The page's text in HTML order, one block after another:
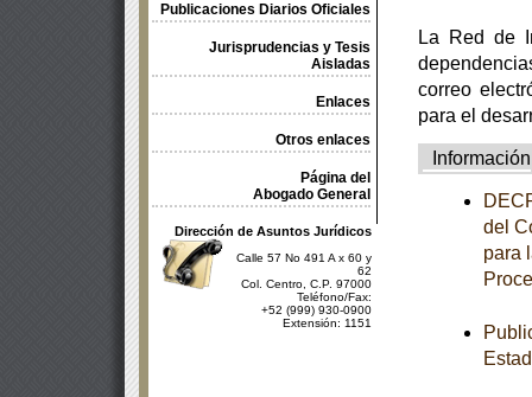
Publicaciones Diarios Oficiales
Jurisprudencias y Tesis
Aisladas
Enlaces
Otros enlaces
Página del
Abogado General
Dirección de Asuntos Jurídicos
Calle 57 No 491 A x 60 y
62
Col. Centro, C.P. 97000
Teléfono/Fax:
+52 (999) 930-0900
Extensión: 1151
La Red de
correo
para el
Información
del
para